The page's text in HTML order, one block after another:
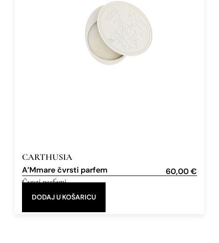
CARTHUSIA
A’Mmare čvrsti parfem 60,00€
Čvrsti parfemi,
Eau de Parfum
DODAJ U KOŠARICU